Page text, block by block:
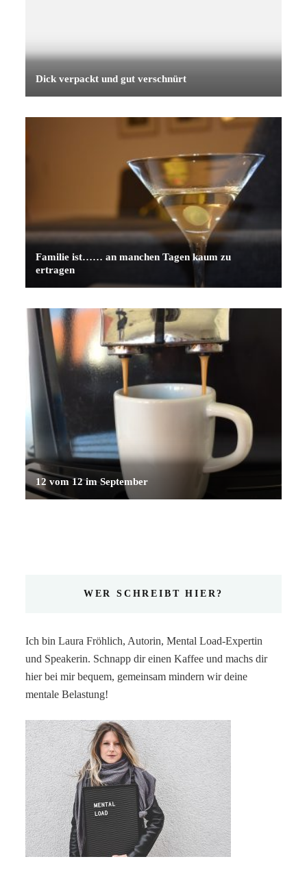
Dick verpackt und gut verschnürt
Familie ist…… an manchen Tagen kaum zu
ertragen
12 vom 12 im September
WER SCHREIBT HIER?
Ich bin Laura Fröhlich, Autorin, Mental Load-Expertin
und Speakerin. Schnapp dir einen Kaffee und machs dir
hier bei mir bequem, gemeinsam mindern wir deine
mentale Belastung!